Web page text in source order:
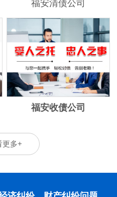
福安清债公司
福安收债公司
更多+